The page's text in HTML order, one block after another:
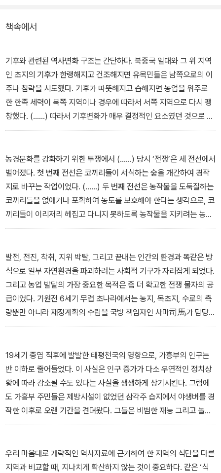
책속에서
기후와 관련된 역사변화 구조는 간단하다. 북중국 일대와 그 위 지역
인 초지의 기후가 한랭해지고 건조해지면 유목민들은 남쪽으로의 이
주나 침략을 시도했다. 기후가 따뜻해지고 습해지면 농업을 위주로
한 한족 세력이 북쪽 지역이나 경우에 따라서 서쪽 지역으로 다시 팽
창했다. (......) 따라서 기후변화가 매우 결정적인 요소였던 것으로 보
인다. 유목민들이 중국 대륙을 침략하기에 앞서 그에 걸맞은 좋은 조
지 못했을 것이다. _ 1장·중국 환경사의 공간과 시간, 55~56쪽
농경문화를 강화하기 위한 투쟁에서 (......) 당시 ‘전쟁’은 세 전선에서
벌어졌다. 첫 번째 전선은 코끼리들이 서식하는 숲을 개간하여 경작
지로 바꾸는 작업이었다. (......) 두 번째 전선은 농작물을 도둑질하는
코끼리들을 없애거나 포획하여 농토를 보호해야 한다는 생각으로, 코
끼리들이 이리저리 헤집고 다니지 못하도록 농작물을 지키려는 농부
들이었다. 세 번째 전선은 상아와 미식가의 별미인 코끼리 코, 또는 전
을 들 수 있다. _ 2장·인간과 코끼리: 3000년에 걸친 대립, 61쪽
발전, 전진, 착취, 지위 박탈, 그리고 끝내는 인간의 환경과 똑같은 방
식으로 일부 자연환경을 파괴하려는 사회적 기구가 자리잡게 되었다.
그리고 농업 발달의 가장 중요한 목적은 좀 더 확고한 전쟁 물자의 공
급이었다. 기원전 6세기 무렵 초나라에서는 농지, 목초지, 수로의 측
량뿐만 아니라 재정계획의 수립을 국방 책임자인 사마司馬가 담당했
다. (......) 말하자면 전쟁경제 Kriegswirtschaft였다. _ 5장·전쟁과
19세기 중엽 직후에 발발한 태평천국의 영향으로, 가흥부의 인구는
반 이하로 줄어들었다. 이 사실은 인구 증가가 다소 우연적인 정치상
황에 따라 감소될 수도 있다는 사실을 생생하게 상기시킨다. 그럼에
도 가흥부 주민들은 제방시설이 없었던 삼각주 습지에서 야생벼를 경
작한 이후로 오랜 기간을 견뎌왔다. 그들은 비범한 재능 그리고 놀라
운 회복력과 생존력을 보여주었다. _ 7장·자연의 풍요로움에서 경제
우리 마음대로 개략적인 역사자료에 근거하여 한 지역의 식단을 다른
지역과 비교할 때, 지나치게 확산하지 않는 것이 중요하다. 같은 ‘식